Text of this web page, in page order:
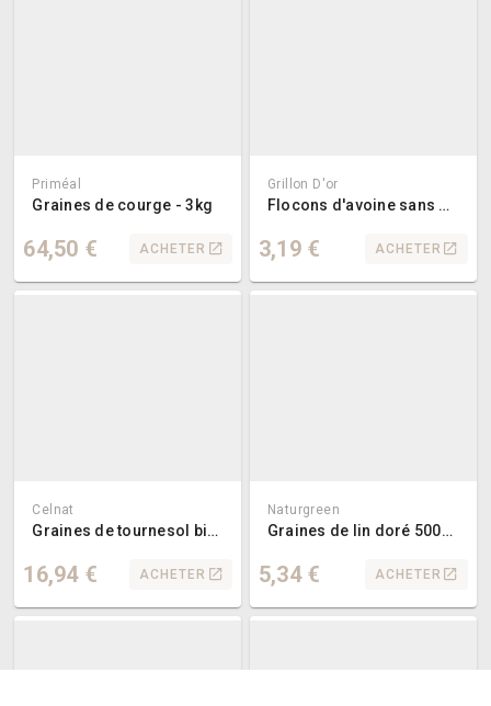
Priméal
Graines de courge - 3kg
64,50 € ACHETER
Grillon D'or
Flocons d'avoine sans gluten bio 500g
3,19 € ACHETER
Celnat
Graines de tournesol bio 3kg
16,94 € ACHETER
Naturgreen
Graines de lin doré 500g bio
5,34 € ACHETER